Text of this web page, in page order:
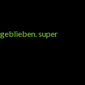
super